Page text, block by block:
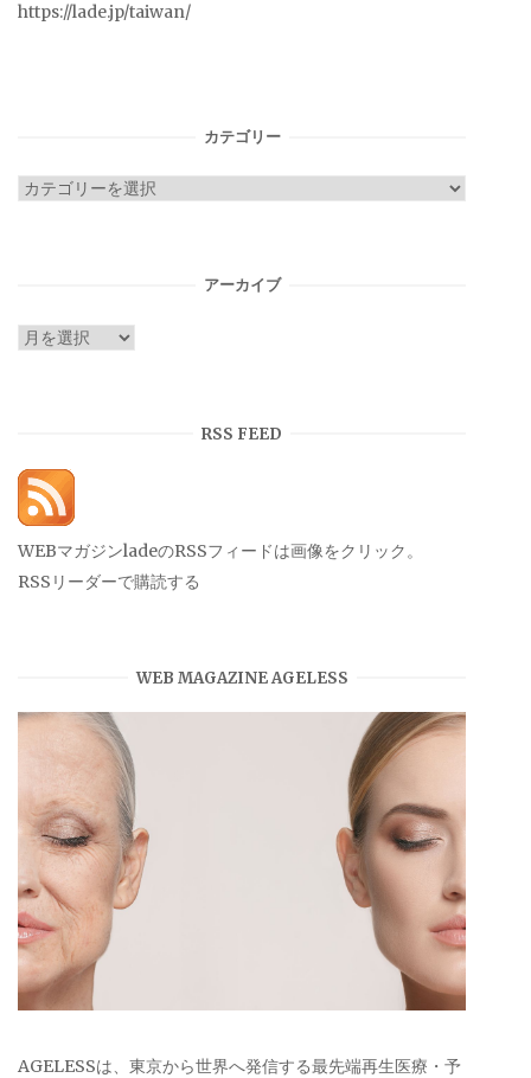
https://lade.jp/taiwan/
カテゴリー
カ
アーカイブ
ア
RSS FEED
WEBマガジンladeのRSSフィードは画像をクリック。
RSSリーダーで購読する
WEB MAGAZINE AGELESS
AGELESSは、東京から世界へ発信する最先端再生医療・予